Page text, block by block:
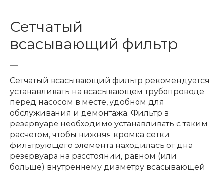
Сетчатый
всасывающий фильтр
Сетчатый всасывающий фильтр рекомендуется
устанавливать на всасывающем трубопроводе
перед насосом в месте, удобном для
обслуживания и демонтажа. Фильтр в
резервуаре необходимо устанавливать с таким
расчетом, чтобы нижняя кромка сетки
фильтрующего элемента находилась от дна
резервуара на расстоянии, равном (или
больше) внутреннему диаметру всасывающей